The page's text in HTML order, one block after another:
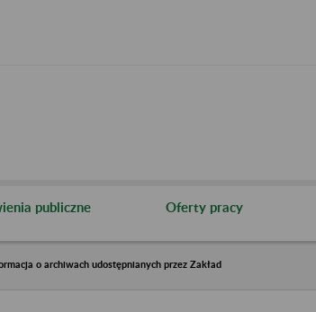
publiczne Oferty pracy
o archiwach udostępnianych przez Zakład